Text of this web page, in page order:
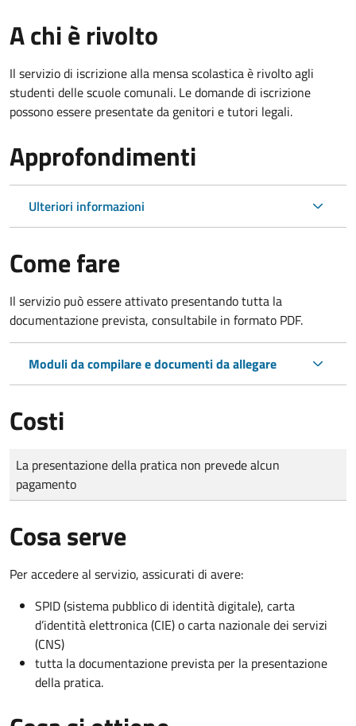
A chi è rivolto
Il servizio di iscrizione alla mensa scolastica è rivolto agli
studenti delle scuole comunali. Le domande di iscrizione
possono essere presentate da genitori e tutori legali.
Approfondimenti
Ulteriori informazioni
Come fare
Il servizio può essere attivato presentando tutta la
documentazione prevista, consultabile in formato PDF.
Moduli da compilare e documenti da allegare
Costi
Tipo di pagamento
Importo
La presentazione della pratica non prevede alcun
pagamento
Cosa serve
Per accedere al servizio, assicurati di avere:
SPID (sistema pubblico di identità digitale), carta
d’identità elettronica (CIE) o carta nazionale dei servizi
(CNS)
tutta la documentazione prevista per la presentazione
della pratica.